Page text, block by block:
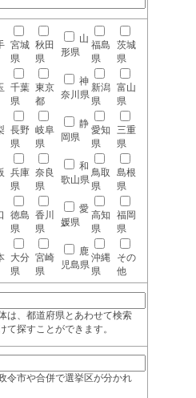
宮城
県
秋田
県
山
形県
福島
県
茨城
県
千葉
県
東京
都
神
奈川県
新潟
県
富山
県
長野
県
岐阜
県
静
岡県
愛知
県
三重
県
兵庫
県
奈良
県
和
歌山県
鳥取
県
島根
県
徳島
県
香川
県
愛
媛県
高知
県
福岡
県
大分
県
宮崎
県
鹿
児島県
沖縄
県
その
他
は、都道府県とあわせて検索
て探すことができます。
令市や合併で選挙区が分かれ